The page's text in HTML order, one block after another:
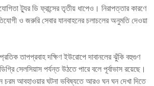
ট্যুর ডি ফ্রান্সের তৃতীয় ধাপেও। নিরাপত্তার কারণে
ও জরুরি সেবার যানবাহনের চলাচলের অনুমতি দেওয়া
তাপপ্রবাহ দক্ষিণ ইউরোপে দাবানলের ঝুঁকি বহুগুণ
সেলসিয়াস পর্যন্ত উঠতে পারে বলে পূর্বাভাস রয়েছে।
চরম আবহাওয়ার ঘটনা ভবিষ্যতে আরও ঘন ঘন দেখা দিতে